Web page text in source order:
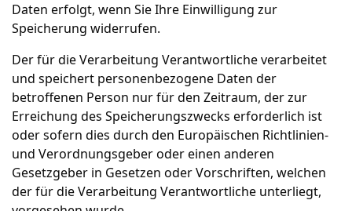
Daten erfolgt, wenn Sie Ihre Einwilligung zur
Speicherung widerrufen.
Der für die Verarbeitung Verantwortliche verarbeitet
und speichert personenbezogene Daten der
betroffenen Person nur für den Zeitraum, der zur
Erreichung des Speicherungszwecks erforderlich ist
oder sofern dies durch den Europäischen Richtlinien-
und Verordnungsgeber oder einen anderen
Gesetzgeber in Gesetzen oder Vorschriften, welchen
der für die Verarbeitung Verantwortliche unterliegt,